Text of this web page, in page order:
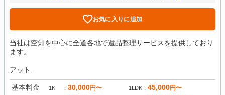
お気に入りに追加
当社は空知を中心に全道各地で遺品整理サービスを提供しており
ます。
アット...
基本料金 1K 30,000円〜 1LDK 45,000円〜